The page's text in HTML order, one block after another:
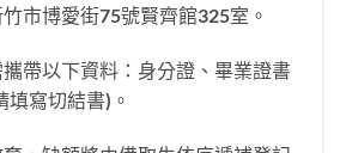
市博愛街75號賢齊館325室。
帶以下資料：身分證、畢業證書
填寫切結書)。